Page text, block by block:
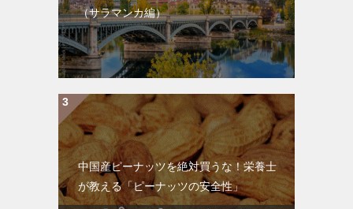
（サラマンカ編）
中国産ピーナッツを絶対買うな！栄養士
が教える「ピーナッツの安全性」